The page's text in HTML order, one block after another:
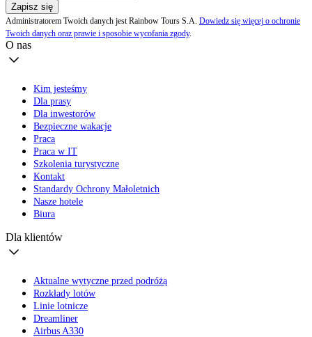
Zapisz się
Administratorem Twoich danych jest Rainbow Tours S.A. Dowiedz się więcej o ochronie
Twoich danych oraz prawie i sposobie wycofania zgody.
O nas
Kim jesteśmy
Dla prasy
Dla inwestorów
Bezpieczne wakacje
Praca
Praca w IT
Szkolenia turystyczne
Kontakt
Standardy Ochrony Małoletnich
Nasze hotele
Biura
Dla klientów
Aktualne wytyczne przed podróżą
Rozkłady lotów
Linie lotnicze
Dreamliner
Airbus A330